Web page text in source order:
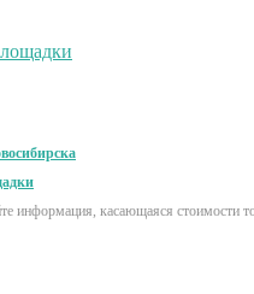
информация, касающаяся